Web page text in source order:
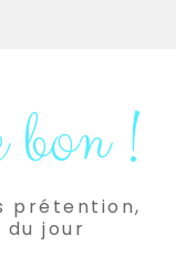
!
prétention,
jour